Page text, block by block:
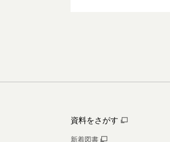
資料をさがす
新着図書